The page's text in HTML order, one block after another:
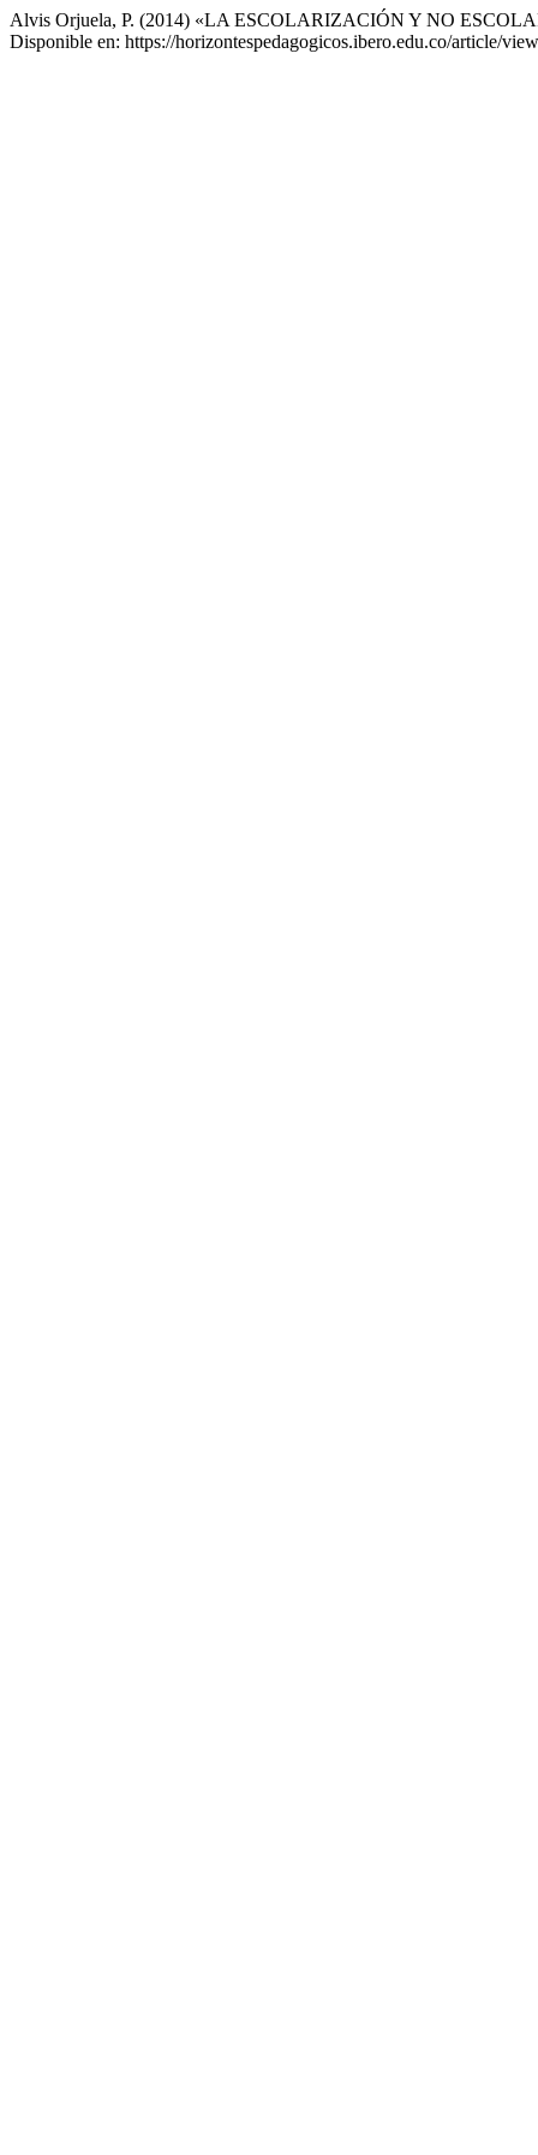
Alvis Orjuela, P. (2014) «LA ESCOLARIZACIÓN Y NO
Disponible en: https://horizontespedagogicos.ibero.edu.co/article/